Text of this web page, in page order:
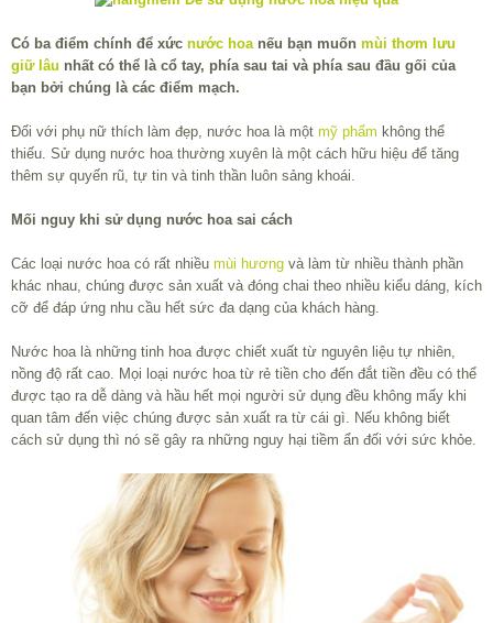
Có ba điểm chính để xức nước hoanếu bạn muốn mùi thơm lưu
giữ lâu nhất có thể là cổ tay, phía sau tai và phía sau đầu gối của
bạn bởi chúng là các điểm mạch.
Đối với phụ nữ thích làm đẹp, nước hoa là một mỹ phẩm không thể
thiếu. Sử dụng nước hoa thường xuyên là một cách hữu hiệu để tăng
thêm sự quyến rũ, tự tin và tinh thần luôn sảng khoái.
Mối nguy khi sử dụng nước hoa sai cách
Các loại nước hoa có rất nhiều mùi hương và làm từ nhiều thành phần
khác nhau, chúng được sản xuất và đóng chai theo nhiều kiểu dáng, kích
cỡ để đáp ứng nhu cầu hết sức đa dạng của khách hàng.
Nước hoa là những tinh hoa được chiết xuất từ nguyên liệu tự nhiên,
nồng độ rất cao. Mọi loại nước hoa từ rẻ tiền cho đến đắt tiền đều có thể
được tạo ra dễ dàng và hầu hết mọi người sử dụng đều không mấy khi
quan tâm đến việc chúng được sản xuất ra từ cái gì. Nếu không biết
cách sử dụng thì nó sẽ gây ra những nguy hại tiềm ẩn đối với sức khỏe.